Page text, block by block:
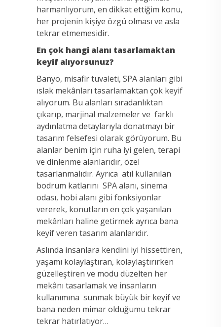
harmanlıyorum, en dikkat ettiğim konu,
her projenin kişiye özgü olması ve asla
tekrar etmemesidir.
En çok hangi alanı tasarlamaktan
keyif alıyorsunuz?
Banyo, misafir tuvaleti, SPA alanları gibi
ıslak mekânları tasarlamaktan çok keyif
alıyorum. Bu alanları sıradanlıktan
çıkarıp, marjinal malzemeler ve farklı
aydınlatma detaylarıyla donatmayı bir
tasarım felsefesi olarak görüyorum. Bu
alanlar benim için ruha iyi gelen, terapi
ve dinlenme alanlarıdır, özel
tasarlanmalıdır. Ayrıca atıl kullanılan
bodrum katlarını SPA alanı, sinema
odası, hobi alanı gibi fonksiyonlar
vererek, konutların en çok yaşanılan
mekânları haline getirmek ayrıca bana
keyif veren tasarım alanlarıdır.
Aslında insanlara kendini iyi hissettiren,
yaşamı kolaylaştıran, kolaylaştırırken
güzelleştiren ve modu düzelten her
mekânı tasarlamak ve insanların
kullanımına sunmak büyük bir keyif ve
bana neden mimar olduğumu tekrar
tekrar hatırlatıyor…